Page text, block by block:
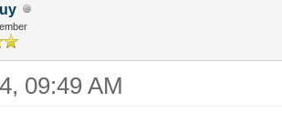
09:49 AM